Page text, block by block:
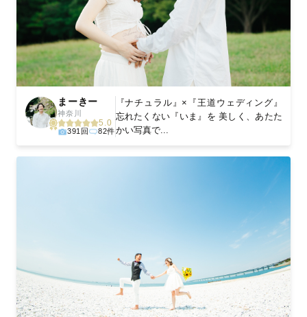
まーきー
神奈川
5.0
391回 82件
『ナチュラル』×『王道ウェディング』
忘れたくない『いま』を 美しく、あたた
かい写真で...